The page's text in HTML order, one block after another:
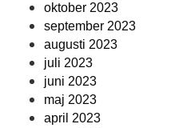
oktober 2023
september 2023
augusti 2023
juli 2023
juni 2023
maj 2023
april 2023